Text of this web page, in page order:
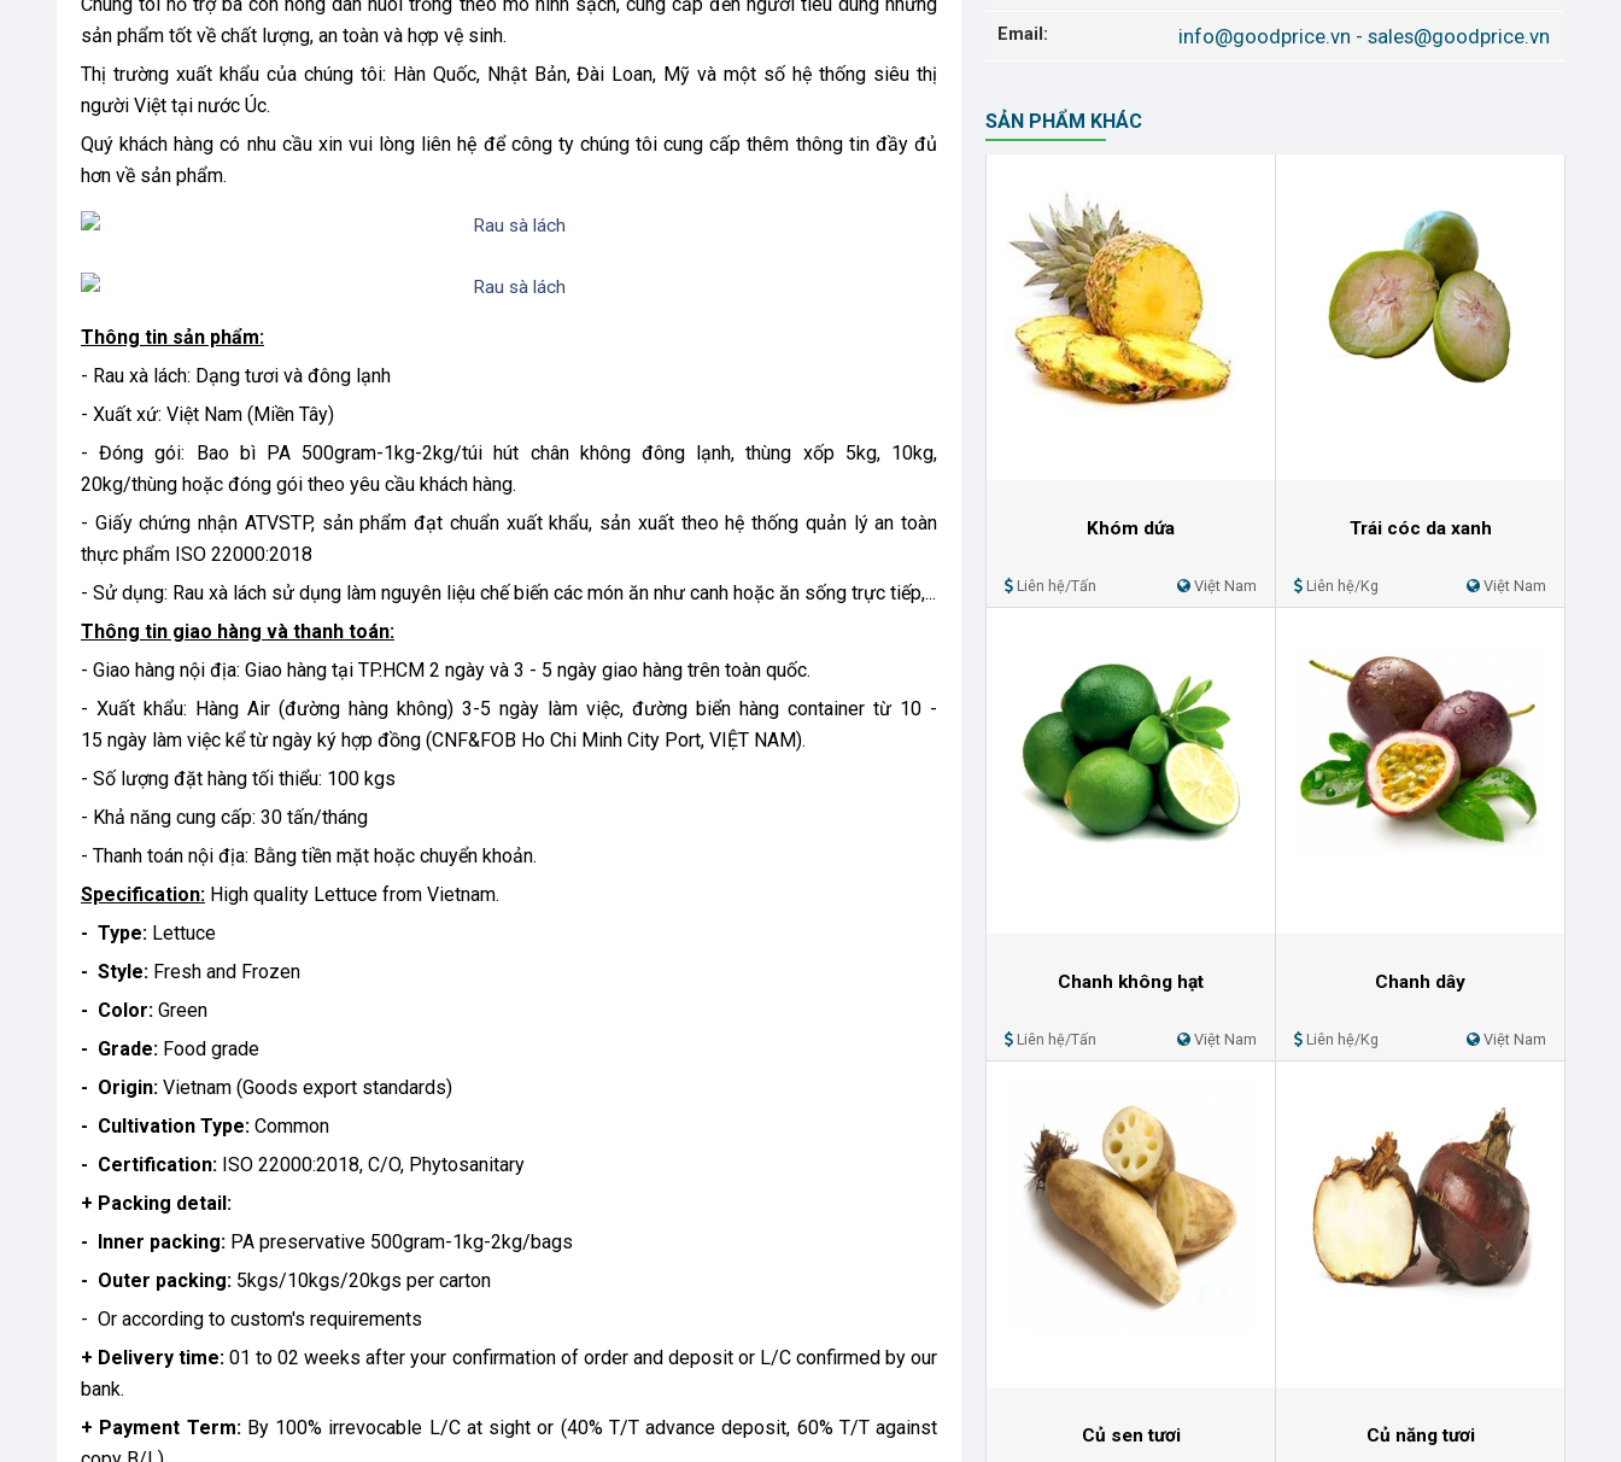
sản phẩm tốt về chất lượng, an toàn và hợp vệ sinh.
Thị trường xuất khẩu của chúng tôi: Hàn Quốc, Nhật Bản, Đài Loan, Mỹ và một số hệ thống siêu thị
người Việt tại nước Úc.
Quý khách hàng có nhu cầu xin vui lòng liên hệ để công ty chúng tôi cung cấp thêm thông tin đầy đủ
hơn về sản phẩm.
Thông tin sản phẩm:
- Rau xà lách: Dạng tươi và đông lạnh
- Xuất xứ: Việt Nam (Miền Tây)
- Đóng gói: Bao bì PA 500gram-1kg-2kg/túi hút chân không đông lạnh, thùng xốp 5kg, 10kg,
20kg/thùng hoặc đóng gói theo yêu cầu khách hàng.
- Giấy chứng nhận ATVSTP, sản phẩm đạt chuẩn xuất khẩu, sản xuất theo hệ thống quản lý an toàn
thực phẩm ISO 22000:2018
- Sử dụng: Rau xà lách sử dụng làm nguyên liệu chế biến các món ăn như canh hoặc ăn sống trực tiếp,...
Thông tin giao hàng và thanh toán:
- Giao hàng nội địa: Giao hàng tại TP.HCM 2 ngày và 3 - 5 ngày giao hàng trên toàn quốc.
- Xuất khẩu: Hàng Air (đường hàng không) 3-5 ngày làm việc, đường biển hàng container từ 10 -
15 ngày làm việc kể từ ngày ký hợp đồng (CNF&FOB Ho Chi Minh City Port, VIỆT NAM).
- Số lượng đặt hàng tối thiểu: 100 kgs
- Khả năng cung cấp: 30 tấn/tháng
- Thanh toán nội địa: Bằng tiền mặt hoặc chuyển khoản.
Specification: High quality Lettuce from Vietnam.
- Type: Lettuce
- Style: Fresh and Frozen
- Color: Green
- Grade: Food grade
- Origin: Vietnam (Goods export standards)
- Cultivation Type: Common
- Certification: ISO 22000:2018, C/O, Phytosanitary
+ Packing detail:
- Inner packing: PA preservative 500gram-1kg-2kg/bags
- Outer packing: 5kgs/10kgs/20kgs per carton
- Or according to custom's requirements
+ Delivery time: 01 to 02 weeks after your confirmation of order and deposit or L/C confirmed by our
bank.
+ Payment Term:By 100% irrevocable L/C at sight or (40% T/T advance deposit, 60% T/T against
Email: info@goodprice.vn - sales@goodprice.vn
SẢN PHẨM KHÁC
Khóm dứa
Liên hệ/Tấn Việt Nam
Trái cóc da xanh
Liên hệ/Kg Việt Nam
Chanh không hạt
Liên hệ/Tấn Việt Nam
Chanh dây
Liên hệ/Kg Việt Nam
Củ sen tươi Củ năng tươi